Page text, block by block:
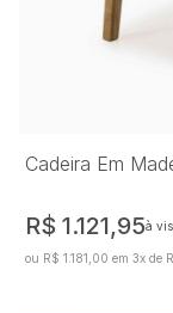
Cadeira Em
R$ 1.121,95à
ou R$ 1.181,00 em 3x de